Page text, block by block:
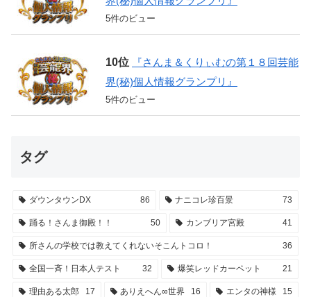
5件のビュー
『さんま＆くりぃむの第１８回芸能
界(秘)個人情報グランプリ』
5件のビュー
タグ
ダウンタウンDX 86 ナニコレ珍百景 73
踊る！さんま御殿！！ 50 カンブリア宮殿 41
所さんの学校では教えてくれないそこんトコロ！ 36
全国一斉！日本人テスト 32 爆笑レッドカーペット 21
理由ある太郎 17 ありえへん∞世界 16 エンタの神様 15